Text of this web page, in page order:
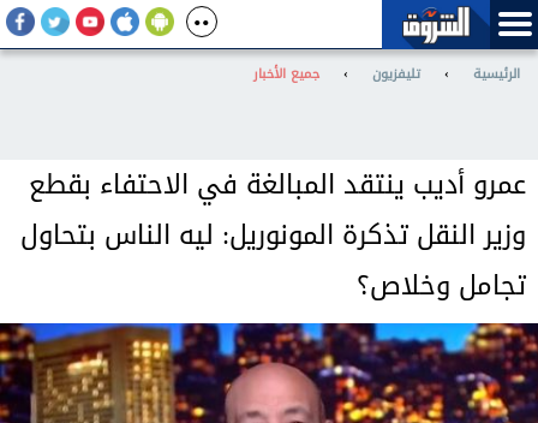
الرئيسية › تليفزيون › جميع الأخبار
عمرو أديب ينتقد المبالغة في الاحتفاء بقطع
وزير النقل تذكرة المونوريل: ليه الناس بتحاول
تجامل وخلاص؟